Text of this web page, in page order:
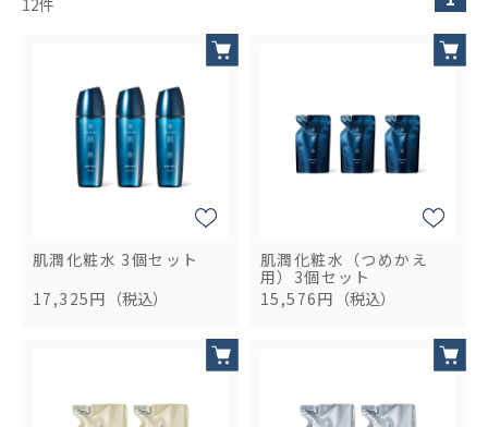
12件
肌潤化粧水 3個セット
17,325円 （税込）
肌潤化粧水（つめかえ
用）3個セット
15,576円 （税込）